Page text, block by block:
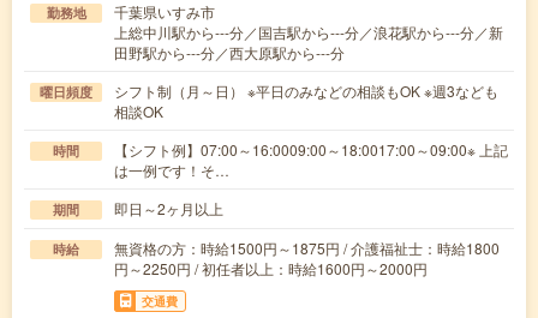
勤務地
千葉県いすみ市
上総中川駅から---分／国吉駅から---分／浪花駅から---分／新
田野駅から---分／西大原駅から---分
曜日頻度
シフト制（月～日） ※平日のみなどの相談もOK ※週3なども
相談OK
時間
【シフト例】07:00～16:0009:00～18:0017:00～09:00※ 上記
は一例です！そ…
期間 即日～2ヶ月以上
時給
無資格の方：時給1500円～1875円 / 介護福祉士：時給1800
円～2250円 / 初任者以上：時給1600円～2000円
交通費